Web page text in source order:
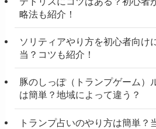
略法も紹介！
ソリティアやり方を初心者向け
当？コツも紹介！
豚のしっぽ（トランプゲーム）
は簡単？地域によって違う？
トランプ占いのやり方は簡単？